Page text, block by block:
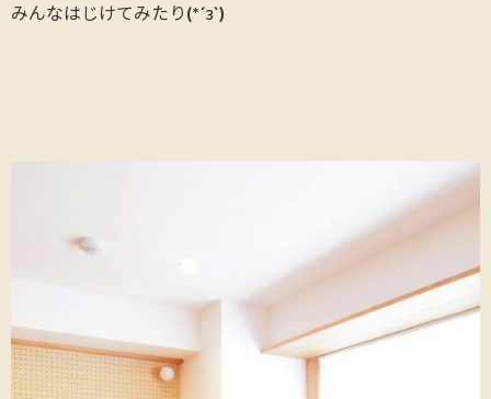
みんなはじけてみたり(*´з`)